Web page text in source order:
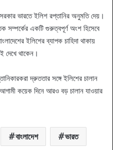
ভারতে ইলিশ রপ্তানির অনুমতি দেয়।
সম্পর্কের একটি গুরুত্বপূর্ণ অংশ হিসেবে
ইলিশের ব্যাপক চাহিদা থাকায়
দেখে থাকেন।
দ্রুততার সঙ্গে ইলিশের চালান
কয়েক দিনে আরও বড় চালান যাওয়ার
বাংলাদেশ ভারত